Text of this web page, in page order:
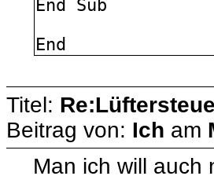
End Sub
End
Titel:
Beitrag von: Ich am
Man ich will auch